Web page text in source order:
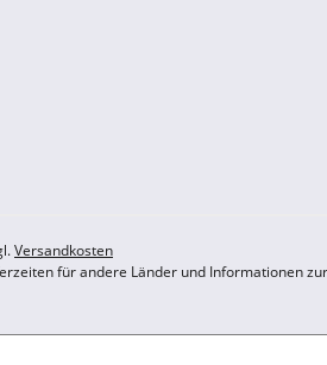
Versandkosten
für andere Länder und Informationen